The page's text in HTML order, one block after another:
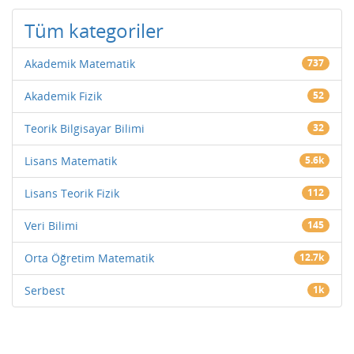
Tüm kategoriler
Akademik Matematik 737
Akademik Fizik 52
Teorik Bilgisayar Bilimi 32
Lisans Matematik 5.6k
Lisans Teorik Fizik 112
Veri Bilimi 145
Orta Öğretim Matematik 12.7k
Serbest 1k